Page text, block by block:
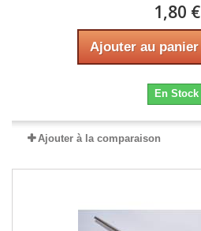
1,80 €
Ajouter au panier
En Stock
Ajouter à la comparaison